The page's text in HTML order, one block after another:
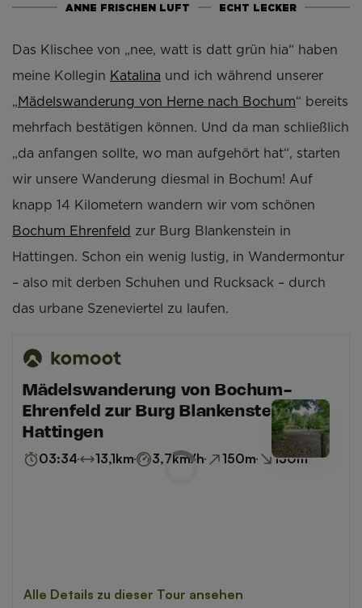
ANNE FRISCHEN LUFT ECHT LECKER
Das Klischee von „nee, watt is datt grün hia“ haben
meine Kollegin Katalina und ich während unserer
„Mädelswanderung von Herne nach Bochum“ bereits
mehrfach bestätigen können. Und da man schließlich
„da anfangen sollte, wo man aufgehört hat“, starten
wir unsere Wanderung diesmal in Bochum! Auf
knapp 14 Kilometern wandern wir vom schönen
Bochum Ehrenfeld zur Burg Blankenstein in
Hattingen. Schon ein wenig lustig, in Wandermontur
– also mit derben Schuhen und Rucksack – durch
das urbane Szeneviertel zu laufen.